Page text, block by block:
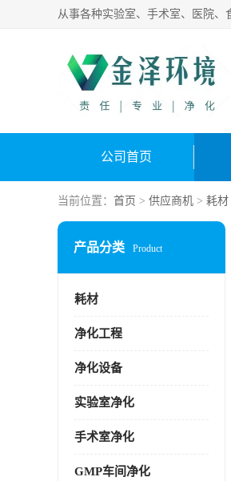
公司首页
当前位置： 首页 > 供应商机 > 耗材
产品分类 Product
耗材
净化工程
净化设备
实验室净化
手术室净化
GMP车间净化